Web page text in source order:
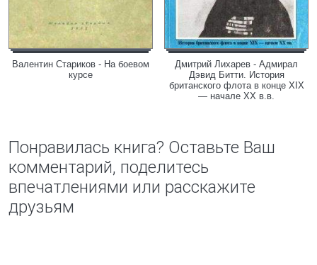
Валентин Стариков - На боевом
курсе
Дмитрий Лихарев - Адмирал
Дэвид Битти. История
британского флота в конце XIX
— начале XX в.в.
Понравилась книга? Оставьте Ваш
комментарий, поделитесь
впечатлениями или расскажите
друзьям